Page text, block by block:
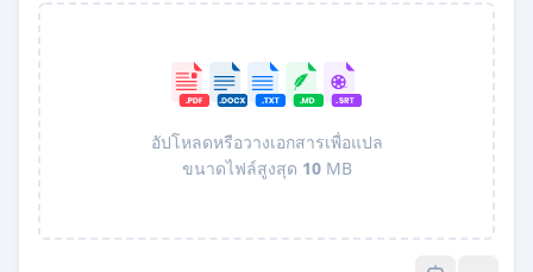
อัปโหลดหรือวางเอกสารเพื่อแปล
ขนาดไฟล์สูงสุด 10MB